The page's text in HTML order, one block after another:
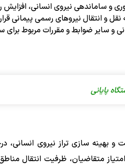
و ساماندهی نیروی انسانی،
و انتقال نیروهای رسمی پیمانی
پایانی
و بهینه سازی تراز نیروی
متقاضیان، ظرفیت انتقال